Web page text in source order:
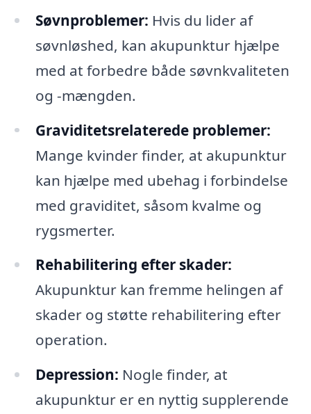
Søvnproblemer: Hvis du lider af
søvnløshed, kan akupunktur hjælpe
med at forbedre både søvnkvaliteten
og -mængden.
Graviditetsrelaterede problemer:
Mange kvinder finder, at akupunktur
kan hjælpe med ubehag i forbindelse
med graviditet, såsom kvalme og
rygsmerter.
Rehabilitering efter skader:
Akupunktur kan fremme helingen af
skader og støtte rehabilitering efter
operation.
Depression: Nogle finder, at
akupunktur er en nyttig supplerende